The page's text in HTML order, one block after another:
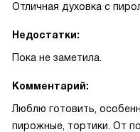
Отличная духовка с
Недостатки:
Пока не заметила.
Комментарий:
Люблю готовить,
пирожные, тортики. От